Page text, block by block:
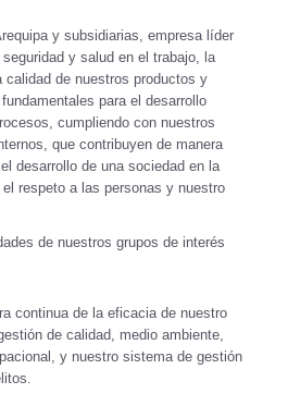
y subsidiarias, empresa líder
y salud en el trabajo, la
calidad de nuestros productos y
para el desarrollo
cumpliendo con nuestros
que contribuyen de manera
desarrollo de una sociedad en la
respeto a las personas y nuestro
de nuestros grupos de interés
continua de la eficacia de nuestro
de calidad, medio ambiente,
y nuestro sistema de gestión